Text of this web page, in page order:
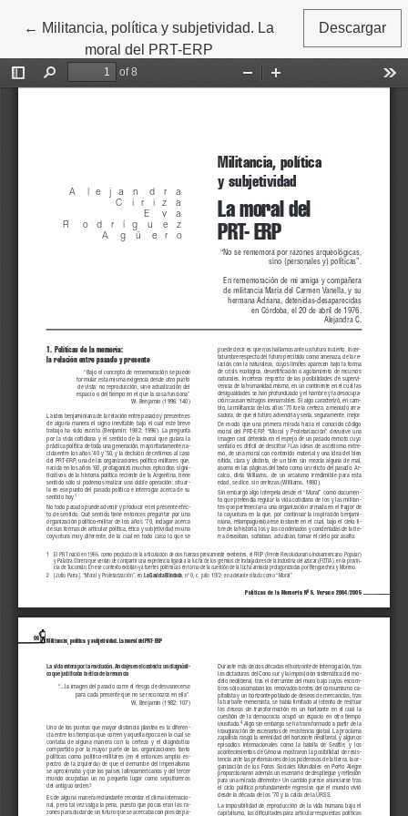
← Volver a los detalles del artículo
Militancia, política y subjetividad. La
moral del PRT-ERP
Descargar